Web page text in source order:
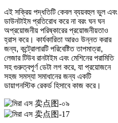
এই সক্রিয় পদ্ধতিটি কেবল ব্যয়বহুল ভুল এবং
ডাউনটাইম প্রতিরোধ করে না বরং ঘন ঘন
অপ্রয়োজনীয় পরিষ্কারের প্রয়োজনীয়তাও
হ্রাস করে। কার্যকারিতা আরও উন্নত করার
জন্য, কন্ট্রোলারটি পরিবেষ্টিত তাপমাত্রা,
লেজার টিউব রানটাইম এবং মেশিনের পরামিতি
সহ গুরুত্বপূর্ণ ডেটা লগ করে, যা প্রয়োজনে
সহজ সমস্যা সমাধানের জন্য একটি
ডায়াগনস্টিক রেকর্ড হিসাবে কাজ করে।